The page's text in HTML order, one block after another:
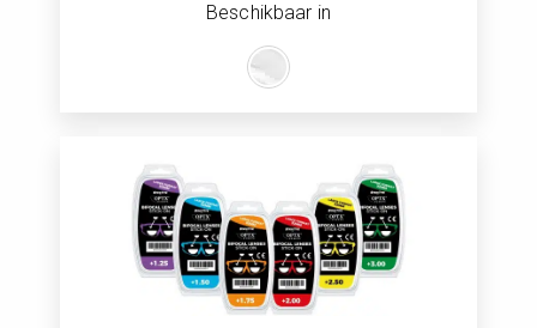
Beschikbaar in